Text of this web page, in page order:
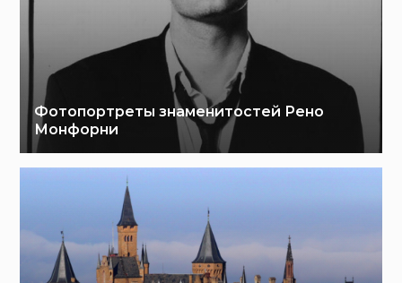
Фотопортреты знаменитостей Рено
Монфорни